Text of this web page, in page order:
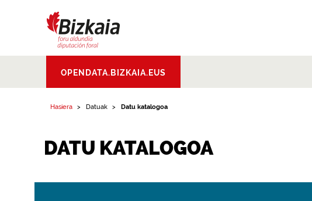
Aldundia.Diputacion
Foral de Bizkaia
OPENDATA.BIZKAIA.EUS
Hasiera Datuak Datu katalogoa
DATU KATALOGOA